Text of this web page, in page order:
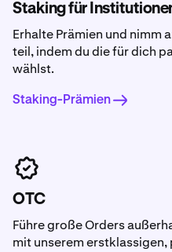
Staking für
Erhalte Prämien und nimm
teil, indem du die für dich
wählst.
Staking-Prämien
OTC
Führe große Orders
mit unserem